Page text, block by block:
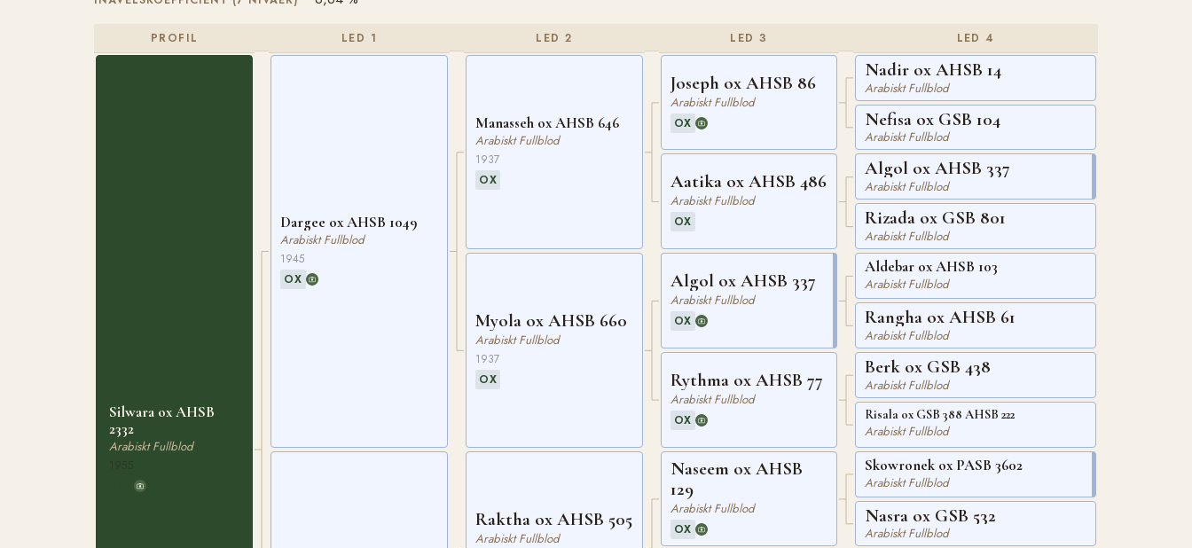
PROFIL
Silwara ox AHSB
2332
Arabiskt Fullblod
LED 1
Dargee ox AHSB 1049
Arabiskt Fullblod
1945
OX
LED 2
Manasseh ox AHSB 646
Arabiskt Fullblod
1937
OX
Myola ox AHSB 660
Arabiskt Fullblod
1937
OX
Raktha ox AHSB 505
Arabiskt Fullblod
LED 3
Joseph ox AHSB 86
Arabiskt Fullblod
OX
Aatika ox AHSB 486
Arabiskt Fullblod
OX
Algol ox AHSB 337
Arabiskt Fullblod
OX
Rythma ox AHSB 77
Arabiskt Fullblod
OX
Naseem ox AHSB
129
Arabiskt Fullblod
OX
LED 4
Nadir ox AHSB 14
Arabiskt Fullblod
Nefisa ox GSB 104
Arabiskt Fullblod
Algol ox AHSB 337
Arabiskt Fullblod
Rizada ox GSB 801
Arabiskt Fullblod
Aldebar ox AHSB 103
Arabiskt Fullblod
Rangha ox AHSB 61
Arabiskt Fullblod
Berk ox GSB 438
Arabiskt Fullblod
Risala ox GSB 388 AHSB 222
Arabiskt Fullblod
Skowronek ox PASB 3602
Arabiskt Fullblod
Nasra ox GSB 532
Arabiskt Fullblod